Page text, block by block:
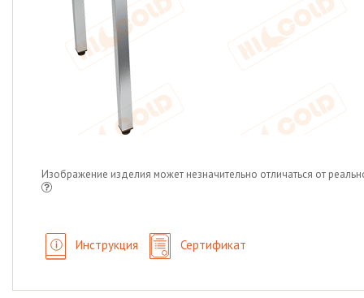
Изображение изделия может незначительно отличаться от
Инструкция Сертификат